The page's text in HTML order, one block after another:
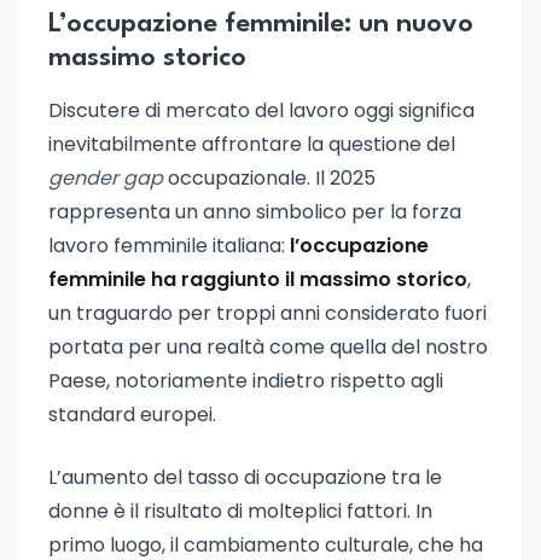
L’occupazione femminile: un nuovo
massimo storico
Discutere di mercato del lavoro oggi significa
inevitabilmente affrontare la questione del
gender gapoccupazionale. Il 2025
rappresenta un anno simbolico per la forza
lavoro femminile italiana: l’occupazione
femminile ha raggiunto il massimo storico,
un traguardo per troppi anni considerato fuori
portata per una realtà come quella del nostro
Paese, notoriamente indietro rispetto agli
standard europei.
L’aumento del tasso di occupazione tra le
donne è il risultato di molteplici fattori. In
primo luogo, il cambiamento culturale, che ha